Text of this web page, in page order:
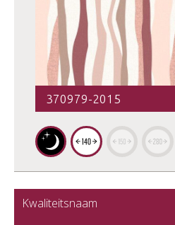
370979-2015
Kwaliteitsnaam